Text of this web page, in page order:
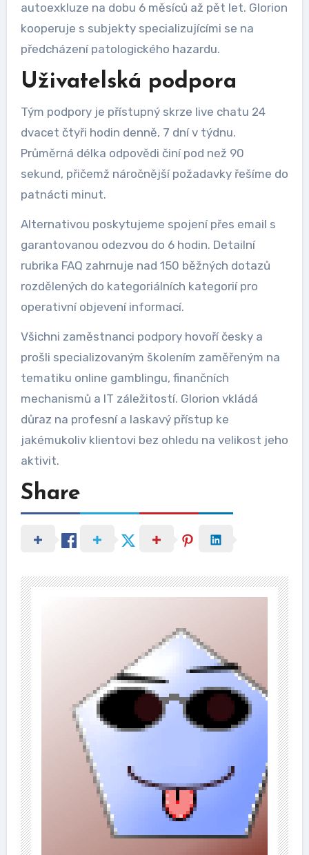
autoexkluze na dobu 6 měsíců až pět let. Glorion
kooperuje s subjekty specializujícími se na
předcházení patologického hazardu.
Uživatelská podpora
Tým podpory je přístupný skrze live chatu 24
dvacet čtyři hodin denně, 7 dní v týdnu.
Průměrná délka odpovědi činí pod než 90
sekund, přičemž náročnější požadavky řešíme do
patnácti minut.
Alternativou poskytujeme spojení přes email s
garantovanou odezvou do 6 hodin. Detailní
rubrika FAQ zahrnuje nad 150 běžných dotazů
rozdělených do kategoriálních kategorií pro
operativní objevení informací.
Všichni zaměstnanci podpory hovoří česky a
prošli specializovaným školením zaměřeným na
tematiku online gamblingu, finančních
mechanismů a IT záležitostí. Glorion vkládá
důraz na profesní a laskavý přístup ke
jakémukoliv klientovi bez ohledu na velikost jeho
aktivit.
Share